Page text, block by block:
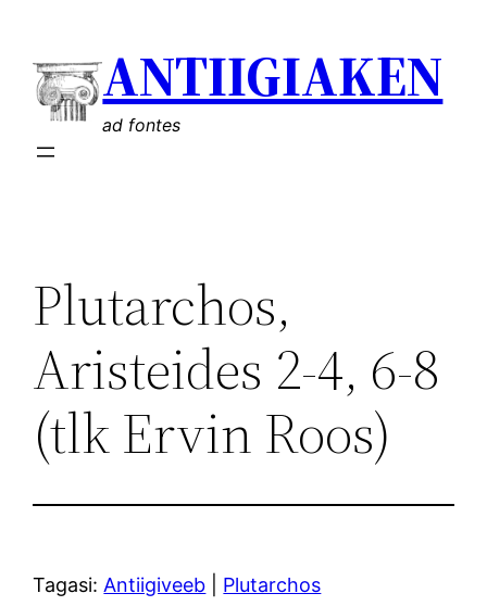
sisu
juurde
ANTIIGIAKEN
ad fontes
Plutarchos,
Aristeides 2-4, 6-8
(tlk Ervin Roos)
Tagasi: Antiigiveeb Plutarchos